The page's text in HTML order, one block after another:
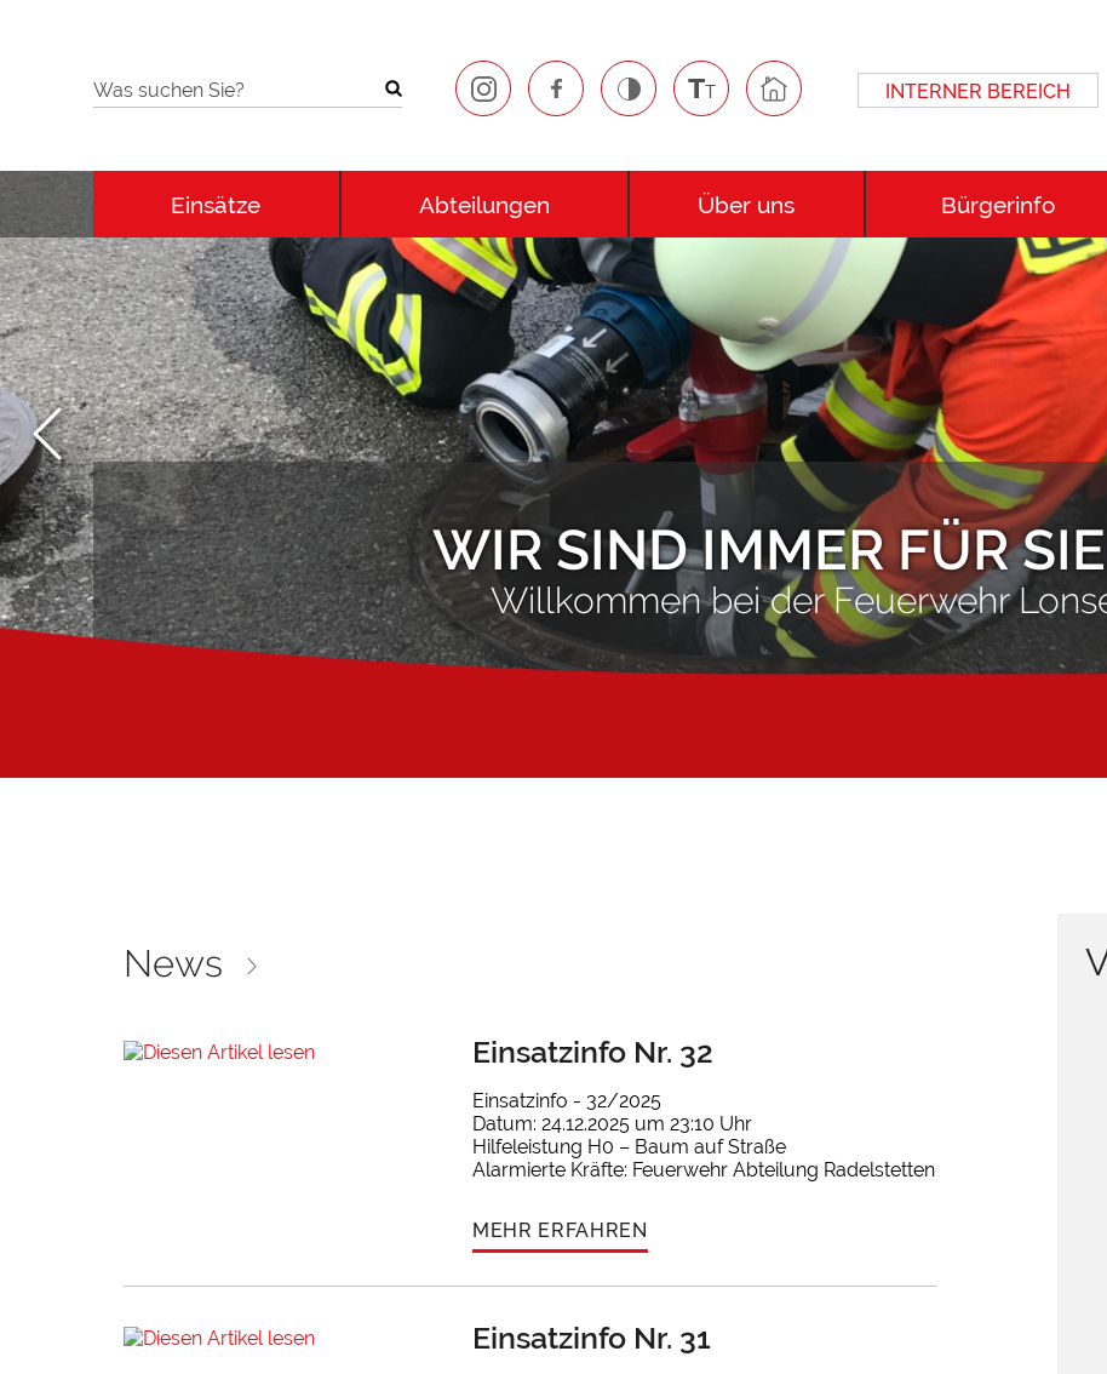
Was suchen Sie? INTERNER BEREICH
Einsätze Abteilungen Über uns Bürgerinfo
WIR SIND IMMER FÜR
Willkommen bei der Feuerwehr
News
Einsatzinfo Nr. 32
Einsatzinfo - 32/2025
Datum: 24.12.2025 um 23:10 Uhr
Hilfeleistung H0 – Baum auf Straße
Alarmierte Kräfte: Feuerwehr Abteilung Radelstetten
MEHR ERFAHREN
Einsatzinfo Nr. 31